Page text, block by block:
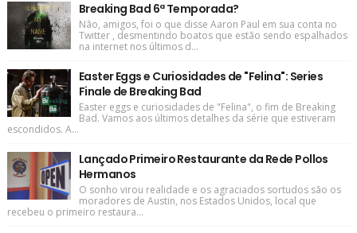
Breaking Bad 6ª Temporada?
Não, amigos, foi o que disse Aaron Paul em sua conta no
Twitter , desmentindo boatos que estão sendo espalhados
na internet nos últimos d...
Easter Eggs e Curiosidades de "Felina": Series
Finale de Breaking Bad
Easter eggs e curiosidades de "Felina", o fim de Breaking
Bad. Vamos aos últimos detalhes da série que estiveram
escondidos. A...
Lançado Primeiro Restaurante da Rede Pollos
Hermanos
O sonho virou realidade e os agraciados sortudos são os
moradores de Austin, nos Estados Unidos, local que
recebeu o primeiro restaura...